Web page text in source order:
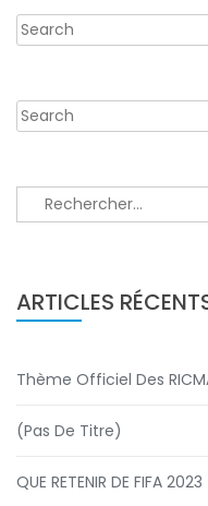
Rechercher :
ARTICLES
Thème Officiel Des
(pas De Titre)
QUE RETENIR DE FIFA 2023